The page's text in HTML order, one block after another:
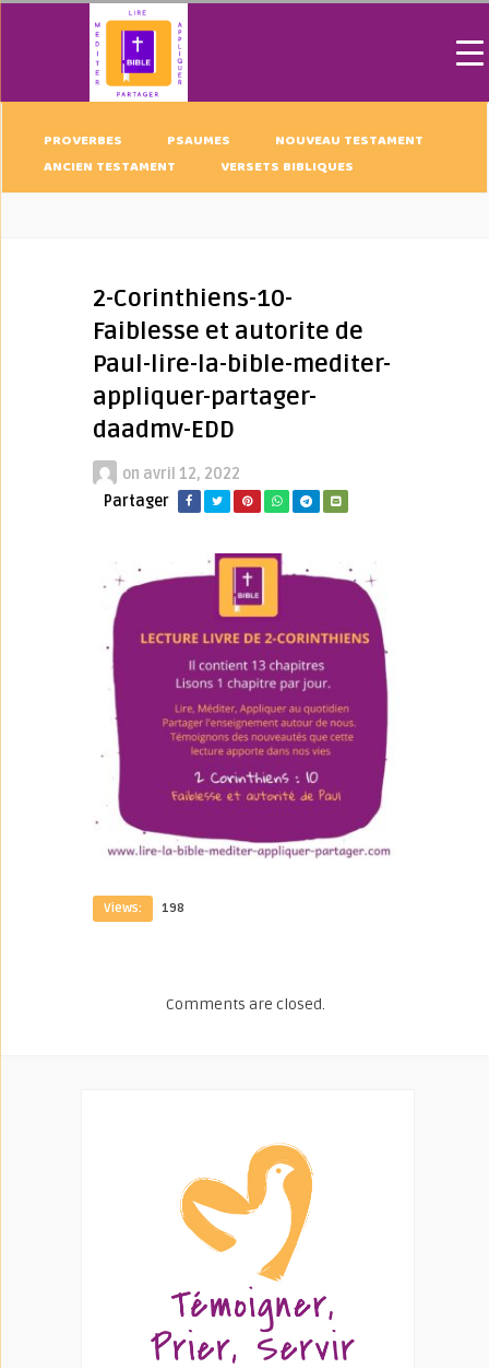
PROVERBES PSAUMES
NOUVEAU TESTAMENT
ANCIEN TESTAMENT
VERSETS BIBLIQUES
2-Corinthiens-10-
Faiblesse et autorite de
Paul-lire-la-bible-mediter-
appliquer-partager-
daadmv-EDD
on avril 12, 2022
Partager
Views: 198
Comments are closed.